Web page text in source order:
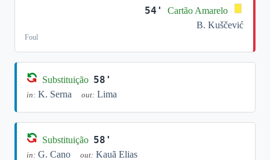
54'
Cartão Amarelo
B. Kuščević
Foul
Substituição 58'
in: K. Serna out: Lima
Substituição 58'
in: G. Cano out: Kauã Elias